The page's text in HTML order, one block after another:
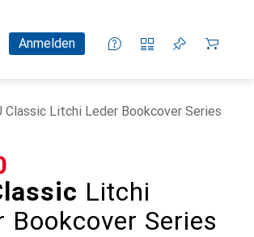
Anmelden
Classic Litchi Leder Bookcover Series
Litchi
Bookcover Series